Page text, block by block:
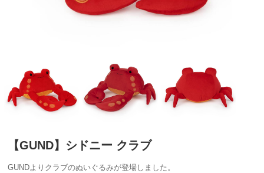
【GUND】シドニー クラブ
GUNDよりクラブのぬいぐるみが登場しました。